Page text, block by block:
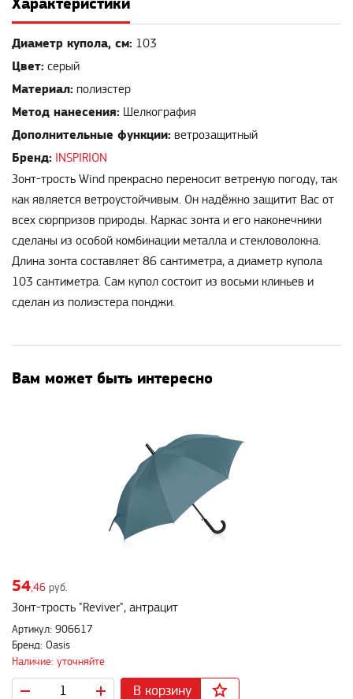
Диаметр купола, см: 103
Цвет: серый
Материал: полиэстер
Метод нанесения: Шелкография
Дополнительные функции: ветрозащитный
Бренд:
INSPIRION
Зонт-трость Wind прекрасно переносит ветреную погоду, так
как является ветроустойчивым. Он надёжно защитит Вас от
всех сюрпризов природы. Каркас зонта и его наконечники
сделаны из особой комбинации металла и стекловолокна.
Длина зонта составляет 86 сантиметра, а диаметр купола
103 сантиметра. Сам купол состоит из восьми клиньев и
сделан из полиэстера понджи.
Вам может быть интересно
54,46 руб.
Зонт-трость "Reviver", антрацит
Артикул: 906617
Бренд: Oasis
Наличие: уточняйте
В корзину